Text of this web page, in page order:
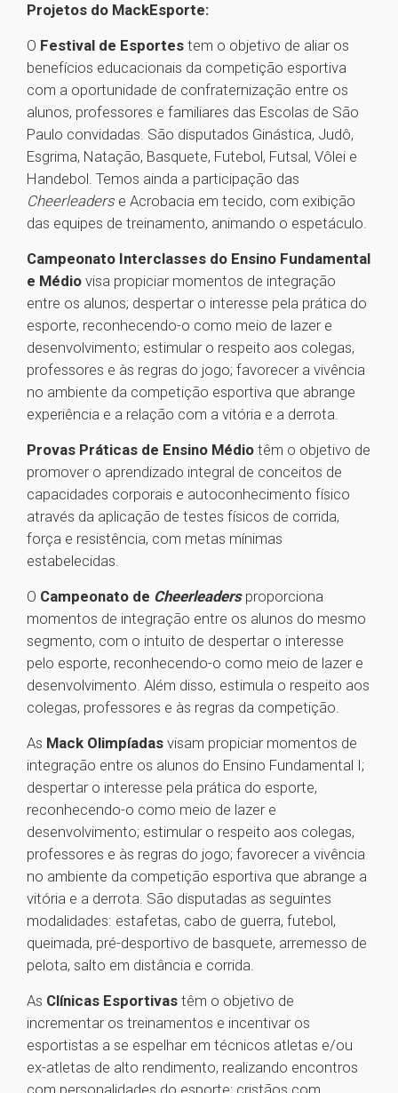
Projetos do MackEsporte:
O Festival de Esportes tem o objetivo de aliar os
benefícios educacionais da competição esportiva
com a oportunidade de confraternização entre os
alunos, professores e familiares das Escolas de São
Paulo convidadas. São disputados Ginástica, Judô,
Esgrima, Natação, Basquete, Futebol, Futsal, Vôlei e
Handebol. Temos ainda a participação das
Cheerleaders e Acrobacia em tecido, com exibição
das equipes de treinamento, animando o espetáculo.
Campeonato Interclasses do Ensino Fundamental
e Médio visa propiciar momentos de integração
entre os alunos; despertar o interesse pela prática do
esporte, reconhecendo-o como meio de lazer e
desenvolvimento; estimular o respeito aos colegas,
professores e às regras do jogo; favorecer a vivência
no ambiente da competição esportiva que abrange
experiência e a relação com a vitória e a derrota.
Provas Práticas de Ensino Médio têm o objetivo de
promover o aprendizado integral de conceitos de
capacidades corporais e autoconhecimento físico
através da aplicação de testes físicos de corrida,
força e resistência, com metas mínimas
estabelecidas.
O Campeonato de Cheerleadersproporciona
momentos de integração entre os alunos do mesmo
segmento, com o intuito de despertar o interesse
pelo esporte, reconhecendo-o como meio de lazer e
desenvolvimento. Além disso, estimula o respeito aos
colegas, professores e às regras da competição.
As Mack Olimpíadas visam propiciar momentos de
integração entre os alunos do Ensino Fundamental I;
despertar o interesse pela prática do esporte,
reconhecendo-o como meio de lazer e
desenvolvimento; estimular o respeito aos colegas,
professores e às regras do jogo; favorecer a vivência
no ambiente da competição esportiva que abrange a
vitória e a derrota. São disputadas as seguintes
modalidades: estafetas, cabo de guerra, futebol,
queimada, pré-desportivo de basquete, arremesso de
pelota, salto em distância e corrida.
As Clínicas Esportivas têm o objetivo de
incrementar os treinamentos e incentivar os
esportistas a se espelhar em técnicos atletas e/ou
ex-atletas de alto rendimento, realizando encontros